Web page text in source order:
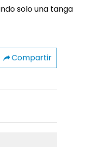
Compartir